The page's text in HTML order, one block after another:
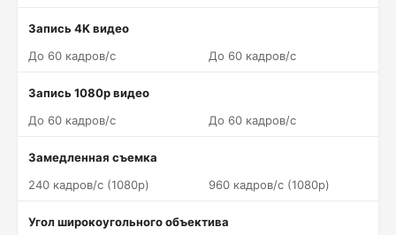
Запись 4K видео
До 60 кадров/c
До 60 кадров/c
Запись 1080p видео
До 60 кадров/c
До 60 кадров/c
Замедленная съемка
240 кадров/c (1080p)
960 кадров/c (1080p)
Угол широкоугольного объектива